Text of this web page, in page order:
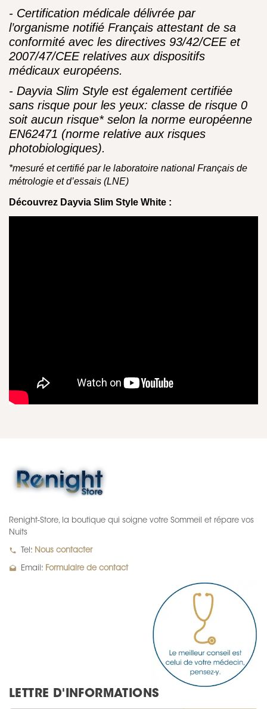
- Certification médicale délivrée par
l’organisme notifié Français attestant de sa
conformité avec les directives 93/42/CEE et
2007/47/CEE relatives aux dispositifs
médicaux européens.
- Dayvia Slim Style est également certifiée
sans risque pour les yeux: classe de risque 0
soit aucun risque* selon la norme européenne
EN62471 (norme relative aux risques
photobiologiques).
*mesuré et certifié par le laboratoire national Français de
métrologie et d’essais (LNE)
Découvrez Dayvia Slim Style White :
Renight-Store, la boutique qui soigne votre Sommeil et répare vos
Nuits
local_phone Tel: Nous contacter
drafts Email: Formulaire de contact
LETTRE D'INFORMATIONS